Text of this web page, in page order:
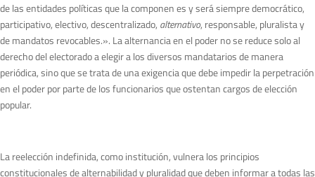
de las entidades políticas que la componen es y será siempre democrático,
participativo, electivo, descentralizado, alternativo, responsable, pluralista y
de mandatos revocables.». La alternancia en el poder no se reduce solo al
derecho del electorado a elegir a los diversos mandatarios de manera
periódica, sino que se trata de una exigencia que debe impedir la perpetración
en el poder por parte de los funcionarios que ostentan cargos de elección
popular.
La reelección indefinida, como institución, vulnera los principios
constitucionales de alternabilidad y pluralidad que deben informar a todas las